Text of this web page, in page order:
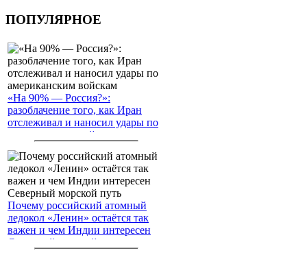
ПОПУЛЯРНОЕ
«На 90% — Россия?»:
разоблачение того, как Иран
отслеживал и наносил удары по
американским войскам
Почему российский атомный
ледокол «Ленин» остаётся так
важен и чем Индии интересен
Северный морской путь